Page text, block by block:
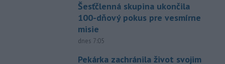
Šesťčlenná skupina ukončila
100-dňový pokus pre vesmírne
misie
dnes 7:05
Pekárka zachránila život svojim